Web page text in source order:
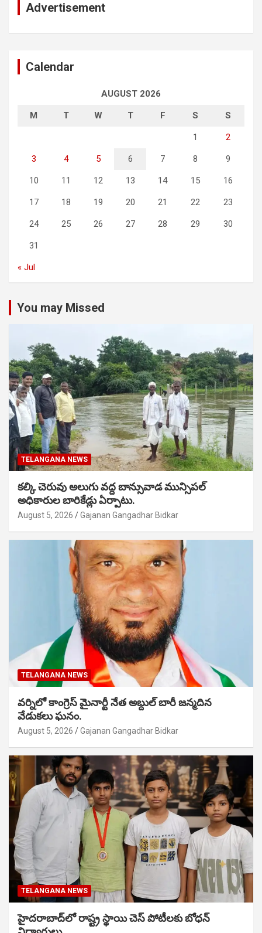
Advertisement
Calendar
AUGUST 2026
M T W T F S S
1 2
3 4 5 6 7 8 9
10 11 12 13 14 15 16
17 18 19 20 21 22 23
24 25 26 27 28 29 30
31
« Jul
You may Missed
TELANGANA NEWS
కల్కి చెరువు అలుగు వద్ద బాన్సువాడ మున్సిపల్
అధికారుల బారికేడ్లు ఏర్పాటు.
August 5, 2026 Gajanan Gangadhar Bidkar
TELANGANA NEWS
వర్నిలో కాంగ్రెస్ మైనార్టీ నేత అబ్దుల్ బారీ జన్మదిన
వేడుకలు ఘనం.
August 5, 2026 Gajanan Gangadhar Bidkar
TELANGANA NEWS
హైదరాబాద్‌లో రాష్ట్ర స్థాయి చెస్ పోటీలకు బోధన్